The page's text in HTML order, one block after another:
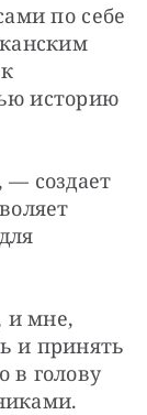
по себе
историю
создает
и мне,
и принять
в голову